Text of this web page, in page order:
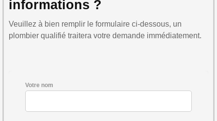
informations ?
Veuillez à bien remplir le formulaire ci-dessous, un
plombier qualifié traitera votre demande immédiatement.
Votre nom